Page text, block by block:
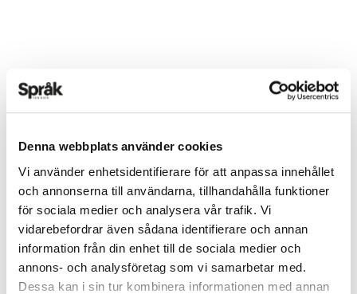
Denna webbplats använder cookies
Vi använder enhetsidentifierare för att anpassa innehållet
och annonserna till användarna, tillhandahålla funktioner
för sociala medier och analysera vår trafik. Vi
vidarebefordrar även sådana identifierare och annan
information från din enhet till de sociala medier och
annons- och analysföretag som vi samarbetar med.
Dessa kan i sin tur kombinera informationen med annan
Det här innehållet kräver att du accepterar cookies.
TEXT:ANDERS SVENSSON
PUBLICERAD 2023-08-07
BILD: ANDERS SVENSSON